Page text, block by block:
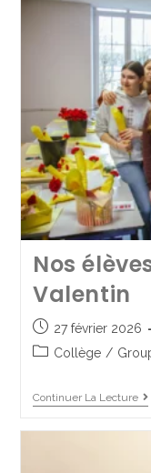
Nos
Valentin
27 février 2026
Collège /
Continuer La Lecture
Nos
du 8 mai